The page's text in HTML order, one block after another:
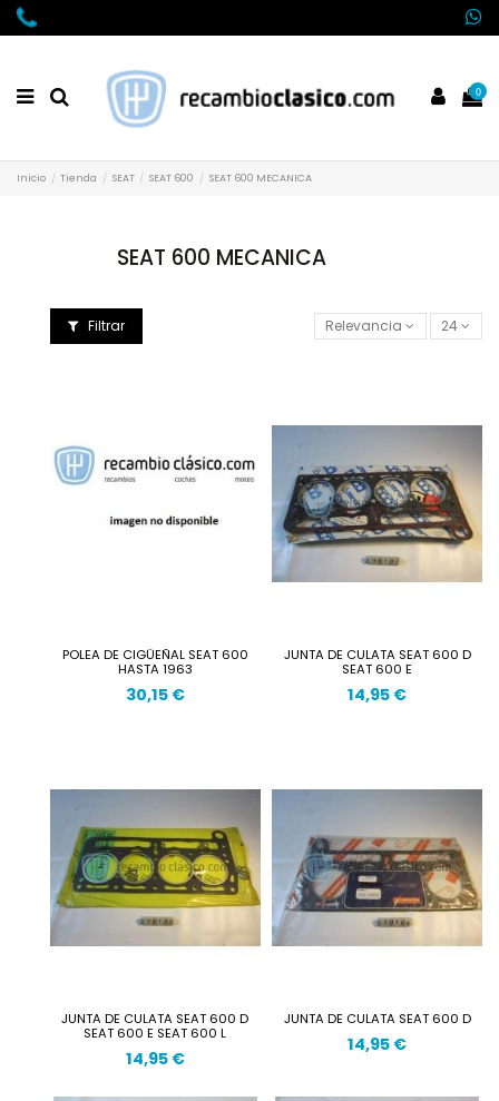
0
Inicio Tienda SEAT SEAT 600 SEAT 600 MECANICA
SEAT 600 MECANICA
Filtrar Relevancia 24
POLEA DE CIGÜEÑAL SEAT 600
HASTA 1963
30,15 €
JUNTA DE CULATA SEAT 600 D
SEAT 600 E
14,95 €
JUNTA DE CULATA SEAT 600 D
SEAT 600 E SEAT 600 L
14,95 €
JUNTA DE CULATA SEAT 600 D
14,95 €